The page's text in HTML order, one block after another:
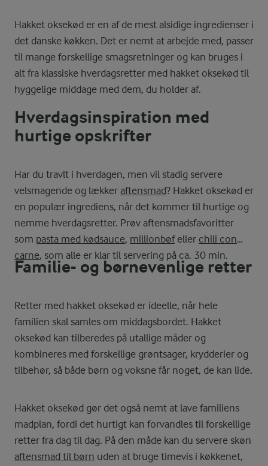
Hakket oksekød er en af de mest alsidige ingredienser i
det danske køkken. Det er nemt at arbejde med, passer
til mange forskellige smagsretninger og kan bruges i
alt fra klassiske hverdagsretter med hakket oksekød til
hyggelige middage med dem, du holder af.
Hverdagsinspiration med
hurtige opskrifter
Har du travlt i hverdagen, men vil stadig servere
velsmagende og lækker aftensmad? Hakket oksekød er
en populær ingrediens, når det kommer til hurtige og
nemme hverdagsretter. Prøv aftensmadsfavoritter
som pasta med kødsauce, millionbøfeller chili con
carne, som alle er klar til servering på ca. 30 min.
Familie- og børnevenlige retter
Retter med hakket oksekød er ideelle, når hele
familien skal samles om middagsbordet. Hakket
oksekød kan tilberedes på utallige måder og
kombineres med forskellige grøntsager, krydderier og
tilbehør, så både børn og voksne får noget, de kan lide.
Hakket oksekød gør det også nemt at lave familiens
madplan, fordi det hurtigt kan forvandles til forskellige
retter fra dag til dag. På den måde kan du servere skøn
aftensmad til børn uden at bruge timevis i køkkenet,